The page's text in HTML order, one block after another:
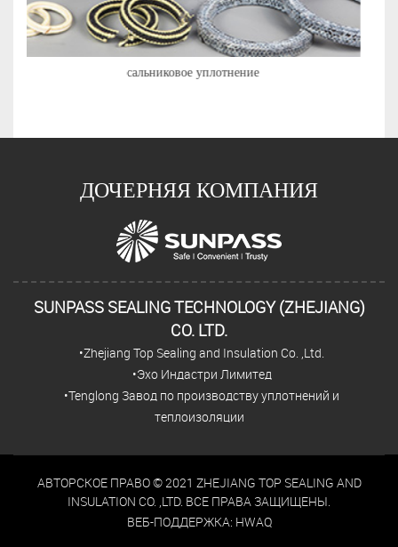
ДОЧЕРНЯЯ КОМПАНИЯ
SUNPASS SEALING TECHNOLOGY (ZHEJIANG)
CO. LTD.
•Zhejiang Top Sealing and Insulation Co. ,Ltd.
•Эхо Индастри Лимитед
•Tenglong Завод по производству уплотнений и
теплоизоляции
АВТОРСКОЕ ПРАВО © 2021 ZHEJIANG TOP SEALING AND
INSULATION CO. ,LTD. ВСЕ ПРАВА ЗАЩИЩЕНЫ.
ВЕБ-ПОДДЕРЖКА: HWAQ